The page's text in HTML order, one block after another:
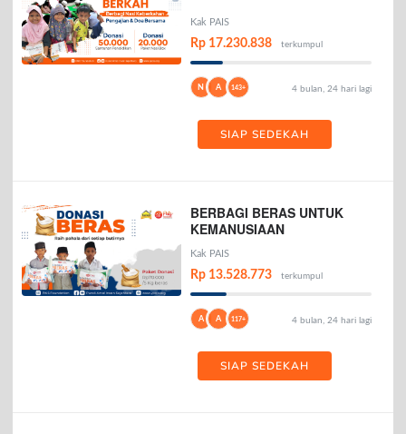
Kak PAIS
Rp 17.230.838 terkumpul
N A 143+ 4 bulan, 24 hari lagi
SIAP SEDEKAH
BERBAGI BERAS UNTUK
KEMANUSIAAN
Kak PAIS
Rp 13.528.773 terkumpul
A A 117+ 4 bulan, 24 hari lagi
SIAP SEDEKAH